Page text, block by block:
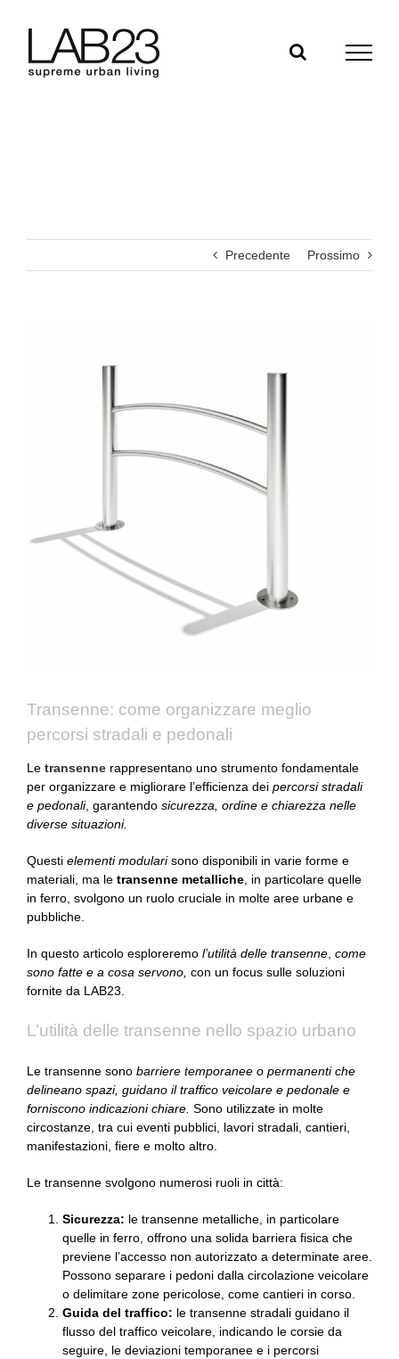
Precedente Prossimo
Transenne: come organizzare meglio
percorsi stradali e pedonali
Le transennerappresentano uno strumento fondamentale
per organizzare e migliorare l’efficienza dei percorsi stradali
e pedonali, garantendo sicurezza, ordine e chiarezza nelle
diverse situazioni.
Questi elementi modularisono disponibili in varie forme e
materiali, ma le transenne metalliche, in particolare quelle
in ferro, svolgono un ruolo cruciale in molte aree urbane e
pubbliche.
In questo articolo esploreremo l’utilità delle transenne, come
sono fatte e a cosa servono, con un focus sulle soluzioni
fornite da LAB23.
L’utilità delle transenne nello spazio urbano
Le transenne sono barriere temporanee o permanenti che
delineano spazi, guidano il traffico veicolare e pedonale e
forniscono indicazioni chiare. Sono utilizzate in molte
circostanze, tra cui eventi pubblici, lavori stradali, cantieri,
manifestazioni, fiere e molto altro.
Le transenne svolgono numerosi ruoli in città:
Sicurezza: le transenne metalliche, in particolare
quelle in ferro, offrono una solida barriera fisica che
previene l’accesso non autorizzato a determinate aree.
Possono separare i pedoni dalla circolazione veicolare
o delimitare zone pericolose, come cantieri in corso.
Guida del traffico: le transenne stradali guidano il
flusso del traffico veicolare, indicando le corsie da
seguire, le deviazioni temporanee e i percorsi